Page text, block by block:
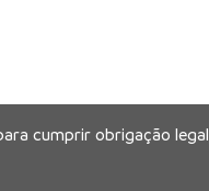
cumprir obrigação legal,